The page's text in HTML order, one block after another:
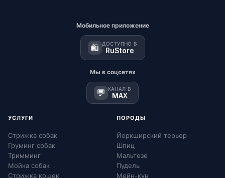
Мобильное приложение
🛍️ ДОСТУПНО В
RuStore
Мы в соцсетях
💬 КАНАЛ В
MAX
УСЛУГИ
Стрижка собак
Груминг собак
Тримминг
Мойка собак
Стрижка кошек
ПОРОДЫ
Йоркширский терьер
Шпиц
Мальтезе
Пудель
Мейн-кун